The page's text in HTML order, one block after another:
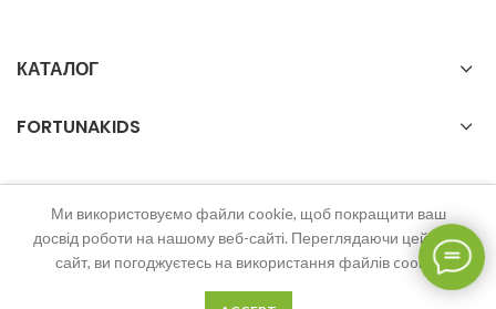
КАТАЛОГ
FORTUNAKIDS
2023 FortunaKids Всі права захищені.
Ми використовуємо файли cookie, щоб покращити ваш
досвід роботи на нашому веб-сайті. Переглядаючи цей веб-
сайт, ви погоджуєтесь на використання файлів cookie.